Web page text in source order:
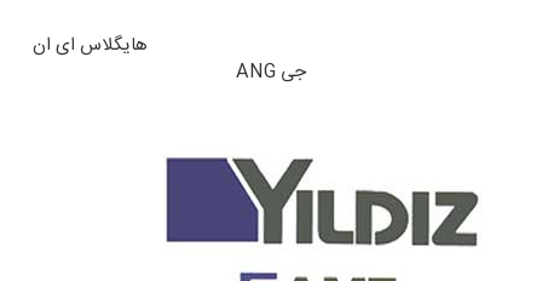
هایگلاس ای ان
جی ANG